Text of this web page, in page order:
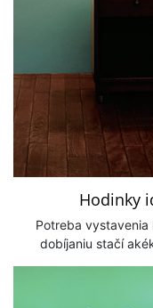
Hodinky
Potreba vystavenia
dobíjaniu stačí